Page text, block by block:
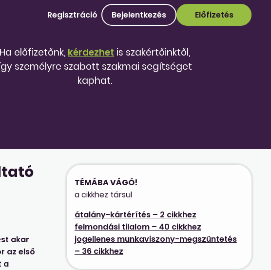
Regisztráció Bejelentkezés Előfizetés
Ha előfizetőnk, kérdezhet is szakértőinktől,
személyre szabott szakmai segítséget
kaphat.
akar
az első
a
TÉMÁBA VÁGÓ!
a cikkhez társul
átalány-kártérítés – 2 cikkhez
felmondási tilalom – 40 cikkhez
jogellenes munkaviszony-megszüntetés
– 36 cikkhez